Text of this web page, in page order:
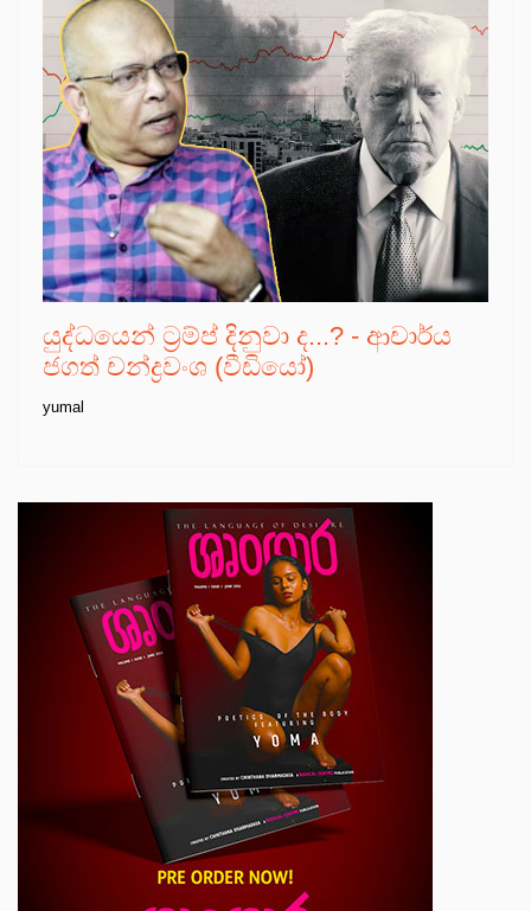
යුද්ධයෙන් ට්‍රම්ප් දිනුවා ද...? - ආචාර්ය
ජගත් චන්ද්‍රවංශ (වීඩියෝ)
yumal